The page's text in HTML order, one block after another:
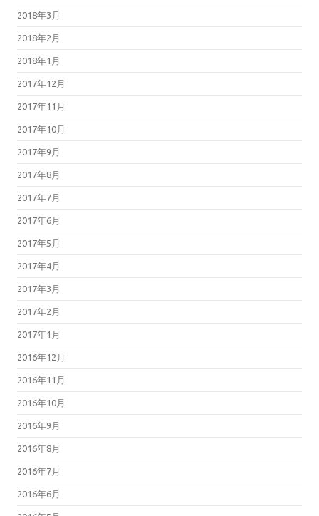
2018年3月
2018年2月
2018年1月
2017年12月
2017年11月
2017年10月
2017年9月
2017年8月
2017年7月
2017年6月
2017年5月
2017年4月
2017年3月
2017年2月
2017年1月
2016年12月
2016年11月
2016年10月
2016年9月
2016年8月
2016年7月
2016年6月